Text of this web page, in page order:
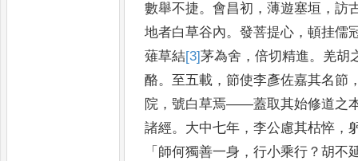
數舉不捷。會昌初 ，薄遊塞垣 ，訪
地者白草谷內。發菩提心 ，頓挂儒
薙草結[3]茅為舍 ，倍切精進。 羌胡
酪。至五載 ，節使李彥佐嘉其名節
院 ，號白草焉——蓋取其始修道之
諸經。 大中七年 ，李公慮其枯悴 ，
「 師何獨善一身 ，行小乘行 ？胡不